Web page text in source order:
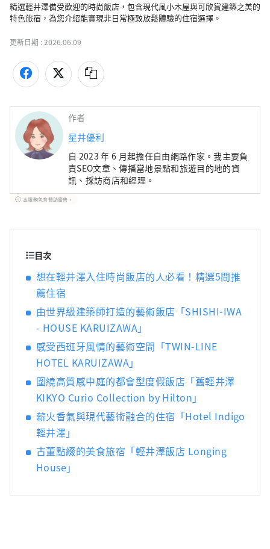
精選輕井澤備受歡迎的時尚飯店，包含現代風小木屋與可欣賞建築之美的
特色旅宿，為您介紹能實現非日常極致放鬆體驗的住宿選擇。
更新日期 :2026.06.09
作者
星井優利
自 2023 年 6 月起擔任自由網路作家。我主要負
責SEO文章、傳播當地景點和旅遊目的地的資
訊、採訪商店和經理。
本服務包含贊助廣告。
目次
想在輕井澤入住時尚飯店的人必看！精選5間推
薦住宿
由世界級建築師打造的藝術飯店「SHISHI-IWA
- HOUSE KARUIZAWA」
感受西班牙風情的藝術空間「TWIN-LINE
HOTEL KARUIZAWA」
圍繞高質感中庭的都會型度假飯店「舊輕井澤
KIKYO Curio Collection by Hilton」
薪火香氣與現代藝術融合的住宿「Hotel Indigo
輕井澤」
古董點綴的美食旅宿「輕井澤飯店 Longing
House」